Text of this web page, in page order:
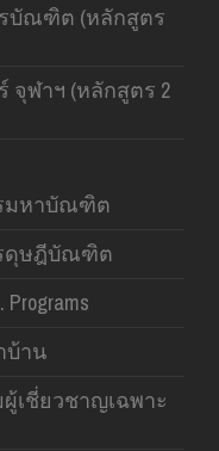
บัณฑิต (หลักสูตร
จุฬาฯ (หลักสูตร 2
มหาบัณฑิต
ดุษฎีบัณฑิต
Programs
บ้าน
เชี่ยวชาญเฉพาะ